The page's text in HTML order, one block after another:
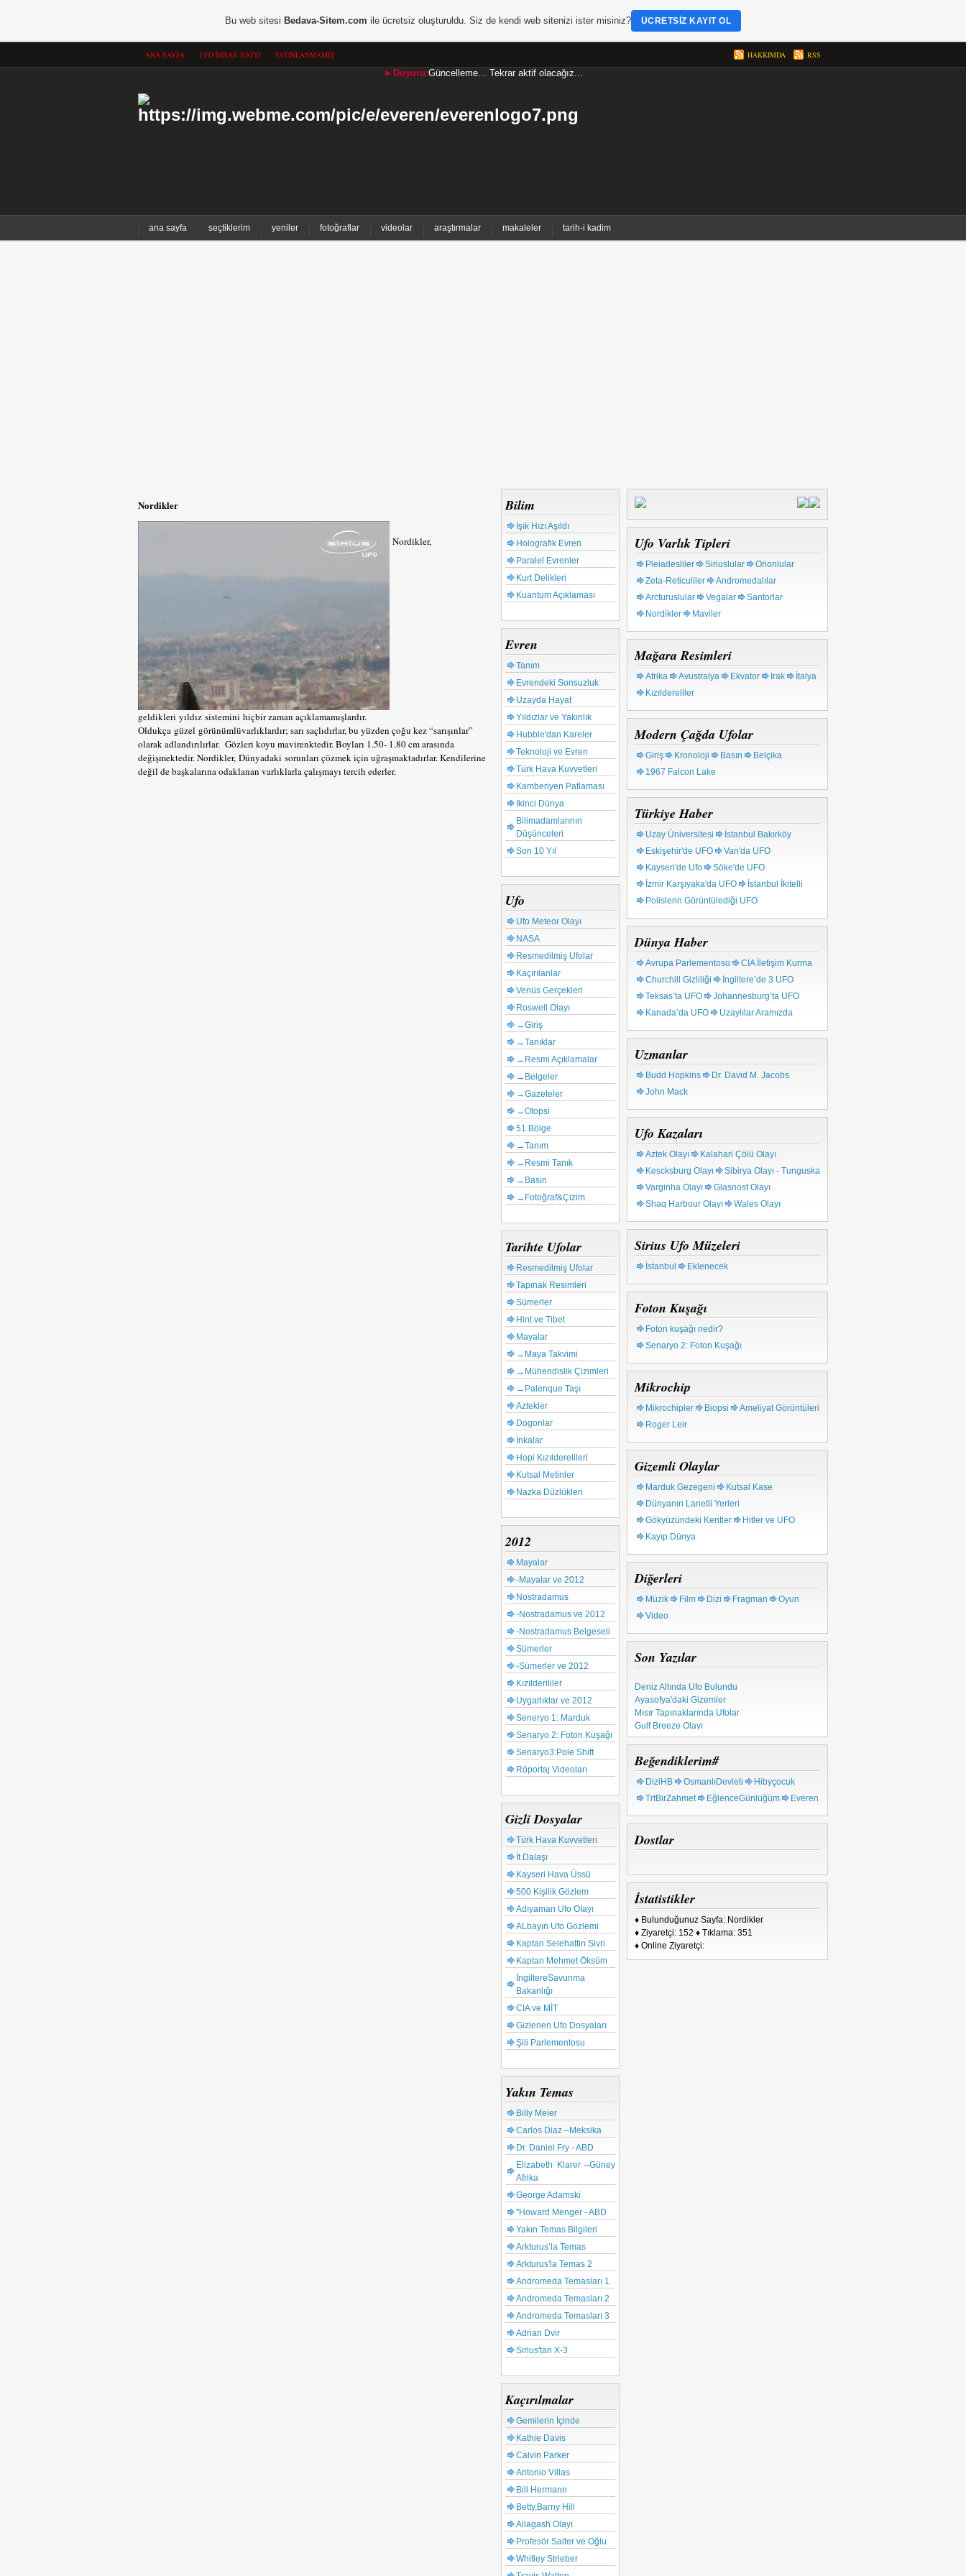
ANA SAYFA UFO İHBAR HATTI YAYINLANMAMIŞ HAKKIMDA RSS
►Duyuru:Güncelleme... Tekrar aktif olacağız...
ana sayfa seçtiklerim yeniler fotoğraflar videolar araştırmalar makaleler tarih-i kadim
Nordikler
Nordikler,
geldikleri yıldız sistemini hiçbir zaman açıklamamışlardır.
Oldukça güzel görünümlüvarlıklardır; sarı saçlıdırlar, bu yüzden çoğu kez “sarışınlar”
olarak adlandırılırlar. Gözleri koyu mavirenktedir. Boyları 1.50- 1.80 cm arasında
değişmektedir. Nordikler, Dünyadaki sorunları çözmek için uğraşmaktadırlar. Kendilerine
değil de başkalarına odaklanan varlıklarla çalışmayı tercih ederler.
Bilim
Işık Hızı Aşıldı
Holografik Evren
Paralel Evrenler
Kurt Delikleri
Kuantum Açıklaması
Evren
Tanım
Evrendeki Sonsuzluk
Uzayda Hayat
Yıldızlar ve Yakınlık
Hubble'dan Kareler
Teknoloji ve Evren
Türk Hava Kuvvetleri
Kamberiyen Patlaması
İkinci Dünya
Bilimadamlarının
Düşünceleri
Son 10 Yıl
Ufo
Ufo Meteor Olayı
NASA
Resmedilmiş Ufolar
Kaçırılanlar
Venüs Gerçekleri
Roswell Olayı
→Giriş
→Tanıklar
→Resmi Açıklamalar
→Belgeler
→Gazeteler
→Otopsi
51.Bölge
→Tanım
→Resmi Tanık
→Basın
→Fotoğraf&Çizim
Tarihte Ufolar
Resmedilmiş Ufolar
Tapınak Resimleri
Sümerler
Hint ve Tibet
Mayalar
→Maya Takvimi
→Mühendislik Çizimleri
→Palenque Taşı
Aztekler
Dogonlar
İnkalar
Hopi Kızılderelileri
Kutsal Metinler
Nazka Düzlükleri
2012
Mayalar
-Mayalar ve 2012
Nostradamus
-Nostradamus ve 2012
-Nostradamus Belgeseli
Sümerler
-Sümerler ve 2012
Kızılderililer
Uygarlıklar ve 2012
Seneryo 1: Marduk
Senaryo 2: Foton Kuşağı
Senaryo3:Pole Shift
Röportaj Videoları
Gizli Dosyalar
Türk Hava Kuvvetleri
İt Dalaşı
Kayseri Hava Üssü
500 Kişilik Gözlem
Adıyaman Ufo OIayı
ALbayın Ufo Gözlemi
Kaptan Selehattin Sivri
Kaptan Mehmet Öksüm
İngiltereSavunma
Bakanlığı
CIA ve MİT
Gizlenen Ufo Dosyaları
Şili Parlementosu
Yakın Temas
Billy Meier
Carlos Diaz –Meksika
Dr. Daniel Fry - ABD
Elizabeth Klarer –Güney
Afrika
George Adamski
"Howard Menger - ABD
Yakın Temas Bilgileri
Arkturus’la Temas
Arkturus'la Temas 2
Andromeda Temasları 1
Andromeda Temasları 2
Andromeda Temasları 3
Adrian Dvir
Sirius'tan X-3
Kaçırılmalar
Gemilerin İçinde
Kathie Davis
Calvin Parker
Antonio Villas
Bill Hermann
Betty,Barny Hill
Allagash Olayı
Profesör Salter ve Oğlu
Whitley Strieber
Ufo Varlık Tipleri
Pleiadesliler Siriuslular
Orionlular
Zeta-Reticuliler
Andromedalılar
Arcturuslular
Vegalar
Santorlar
Nordikler
Maviler
Mağara Resimleri
Afrika Avustralya Ekvator Irak
İtalya
Kızıldereliler
Modern Çağda Ufolar
Giriş Kronoloji Basın
Belçika
1967 Falcon Lake
Türkiye Haber
Uzay Üniversitesi
İstanbul Bakırköy
Eskişehir'de UFO
Van'da UFO
Kayseri'de Ufo
Söke'de UFO
İzmir Karşıyaka'da UFO
İstanbul İkitelli
Polislerin Görüntülediği UFO
Dünya Haber
Avrupa Parlementosu
CIA İletişim Kurma
Churchill Gizliliği
İngiltere’de 3 UFO
Teksas’ta UFO
Johannesburg’ta UFO
Kanada’da UFO
Uzaylılar Aramızda
Uzmanlar
Budd Hopkins
Dr. David M. Jacobs
John Mack
Ufo Kazaları
Aztek Olayı
Kalahari Çölü Olayı
Kescksburg Olayı
Sibirya Olayı - Tunguska
Varginha Olayı
Glasnost Olayı
Shaq Harbour Olayı
Wales Olayı
Sirius Ufo Müzeleri
İstanbul Eklenecek
Foton Kuşağı
Foton kuşağı nedir?
Senaryo 2: Foton Kuşağı
Mikrochip
Mikrochipler Biopsi
Ameliyat Görüntüleri
Roger Leir
Gizemli Olaylar
Marduk Gezegeni
Kutsal Kase
Dünyanın Lanetli Yerleri
Gökyüzündeki Kentler
Hitler ve UFO
Kayıp Dünya
Diğerleri
Müzik Film Dizi Fragman
Oyun
Video
Son Yazılar
Mısır Tapınaklarında Ufolar
Gulf Breeze Olayı
Tapınak Şövalyeleri
Kutsal Ahid Sandığı
65 Milyon Yıllık Metal
Türkiye'deki Ufo Olayları
Beğendiklerim#
DiziHB OsmanlıDevleti
Hibyçocuk
TrtBirZahmet
EğlenceGünlüğüm Everen
Dostlar
İstatistikler
♦ Bulunduğunuz Sayfa: Nordikler
♦ Ziyaretçi: 152 ♦ Tıklama: 351
♦ Online Ziyaretçi:
Bu web sitesi Bedava-Sitem.com ile ücretsiz oluşturuldu. Siz de kendi web sitenizi ister misiniz? ÜCRETSIZ KAYIT OL